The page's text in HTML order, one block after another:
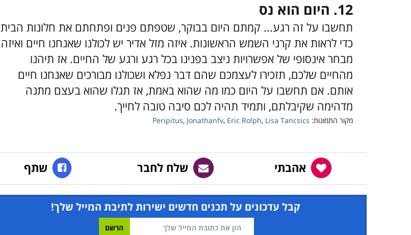
12. היום הוא נס
תחשבו על זה רגע... קמתם היום בבוקר, שטפתם פנים ופתחתם את חלונות הבית
כדי לראות את קרני השמש הראשונות. איזה מזל אדיר יש לכולנו שאנחנו חיים ואיזה
מבחר אינסופי של אפשרויות ניצב בפנינו בכל רגע ורגע של החיים. אז תיהנו
מהחיים שלכם, תזכירו לעצמכם שהם דבר נפלא ושכולנו מבורכים שאנחנו חיים
אותם. אם תחשבו על היום כמו מה שהוא באמת, אז תגלו שהוא בעצם מתנה
מדהימה שקיבלתם, ותמיד תהיה לכם סיבה טובה לחייך.
מקור התמונות: Peripitus, Jonathanfv, Eric Rolph, Lisa Tancsics
אהבתי שלח לחבר שתף
קבל עדכונים על תכנים חדשים ישירות לתיבת המייל שלך!